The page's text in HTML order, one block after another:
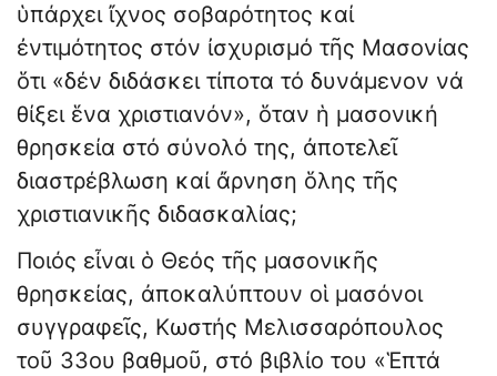
ὑπάρχει ἴχνος σοβαρότητος καί
ἐντιμότητος στόν ἰσχυρισμό τῆς Μασονίας
ὅτι «δέν διδάσκει τίποτα τό δυνάμενον νά
θίξει ἕνα χριστιανόν», ὅταν ἡ μασονική
θρησκεία στό σύνολό της, ἀποτελεῖ
διαστρέβλωση καί ἄρνηση ὅλης τῆς
χριστιανικῆς διδασκαλίας;
Ποιός εἶναι ὁ Θεός τῆς μασονικῆς
θρησκείας, ἀποκαλύπτουν οἱ μασόνοι
συγγραφεῖς, Κωστής Μελισσαρόπουλος
τοῦ 33ου βαθμοῦ, στό βιβλίο του «Ἑπτά